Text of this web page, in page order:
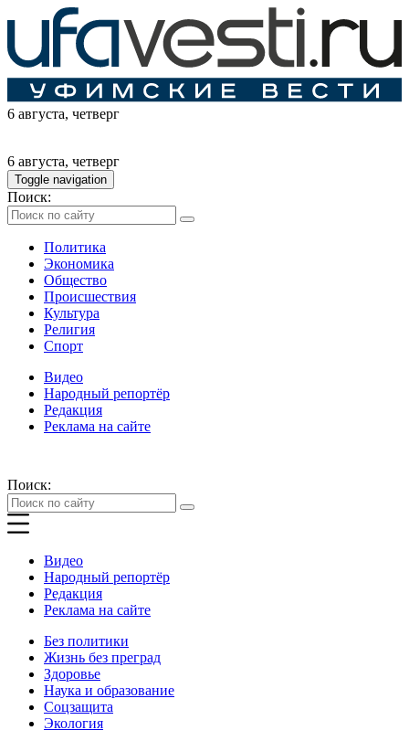
6 августа, четверг
6 августа, четверг
Toggle navigation
Поиск:
Политика
Экономика
Общество
Происшествия
Культура
Религия
Спорт
Видео
Народный репортёр
Редакция
Реклама на сайте
Поиск:
Видео
Народный репортёр
Редакция
Реклама на сайте
Без политики
Жизнь без преград
Здоровье
Наука и образование
Соцзащита
Экология